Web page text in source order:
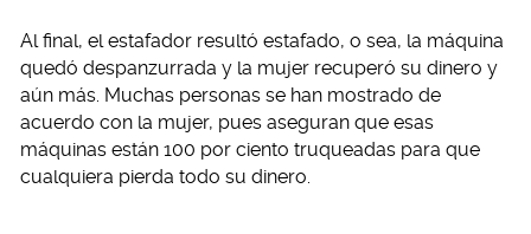
Al final, el estafador resultó estafado, o sea, la máquina
quedó despanzurrada y la mujer recuperó su dinero y
aún más. Muchas personas se han mostrado de
acuerdo con la mujer, pues aseguran que esas
máquinas están 100 por ciento truqueadas para que
cualquiera pierda todo su dinero.